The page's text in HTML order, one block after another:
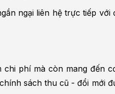
ngại liên hệ trực tiếp
phí mà còn mang đến
sách thu cũ - đổi mới